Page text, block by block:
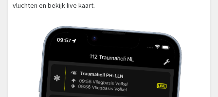
vluchten en bekijk live kaart.